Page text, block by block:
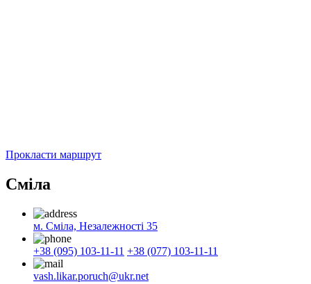
Прокласти маршрут
Сміла
м. Сміла, Незалежності 35
+38 (095) 103-11-11 +38 (077) 103-11-11
vash.likar.poruch@ukr.net